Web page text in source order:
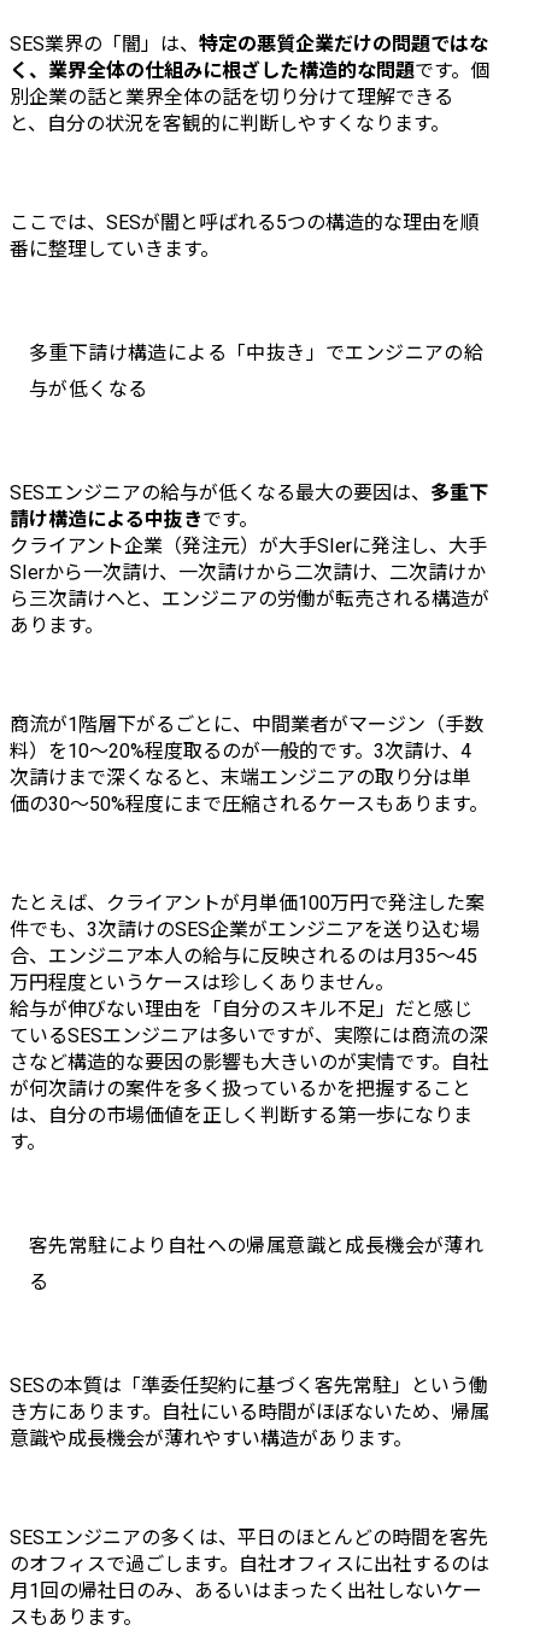
SES業界の「闇」は、 特定の悪質企業だけの問題ではな
く、業界全体の仕組みに根ざした構造的な問題です。個
別企業の話と業界全体の話を切り分けて理解できる
と、自分の状況を客観的に判断しやすくなります。
ここでは、SESが闇と呼ばれる5つの構造的な理由を順
番に整理していきます。
多重下請け構造による「中抜き」でエンジニアの給
与が低くなる
SESエンジニアの給与が低くなる最大の要因は、 多重下
請け構造による中抜きです。
クライアント企業（発注元）が大手SIerに発注し、大手
SIerから一次請け、一次請けから二次請け、二次請けか
ら三次請けへと、エンジニアの労働が転売される構造が
あります。
商流が1階層下がるごとに、中間業者がマージン（手数
料）を10〜20%程度取るのが一般的です。3次請け、4
次請けまで深くなると、末端エンジニアの取り分は単
価の30〜50%程度にまで圧縮されるケースもあります。
たとえば、クライアントが月単価100万円で発注した案
件でも、3次請けのSES企業がエンジニアを送り込む場
合、エンジニア本人の給与に反映されるのは月35〜45
万円程度というケースは珍しくありません。
給与が伸びない理由を「自分のスキル不足」だと感じ
ているSESエンジニアは多いですが、実際には商流の深
さなど構造的な要因の影響も大きいのが実情です。自社
が何次請けの案件を多く扱っているかを把握すること
は、自分の市場価値を正しく判断する第一歩になりま
す。
客先常駐により自社への帰属意識と成長機会が薄れ
る
SESの本質は「準委任契約に基づく客先常駐」という働
き方にあります。自社にいる時間がほぼないため、帰属
意識や成長機会が薄れやすい構造があります。
SESエンジニアの多くは、平日のほとんどの時間を客先
のオフィスで過ごします。自社オフィスに出社するのは
月1回の帰社日のみ、あるいはまったく出社しないケー
スもあります。